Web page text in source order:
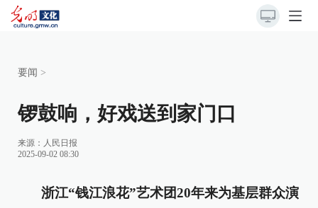
要闻 >
锣鼓响，好戏送到家门口
来源： 人民日报
2025-09-02 08:30
浙江“钱江浪花”艺术团20年来为基层群众演